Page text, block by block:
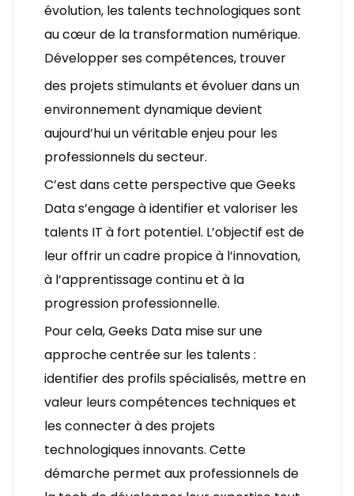
évolution, les talents technologiques sont
au cœur de la transformation numérique.
Développer ses compétences, trouver
des projets stimulants et évoluer dans un
environnement dynamique devient
aujourd’hui un véritable enjeu pour les
professionnels du secteur.
C’est dans cette perspective que Geeks
Data s’engage à identifier et valoriser les
talents IT à fort potentiel. L’objectif est de
leur offrir un cadre propice à l’innovation,
à l’apprentissage continu et à la
progression professionnelle.
Pour cela, Geeks Data mise sur une
approche centrée sur les talents :
identifier des profils spécialisés, mettre en
valeur leurs compétences techniques et
les connecter à des projets
technologiques innovants. Cette
démarche permet aux professionnels de